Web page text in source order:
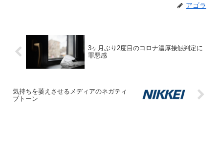
アゴラ
3ヶ月ぶり2度目のコロナ濃厚接触判定に
罪悪感
気持ちを萎えさせるメディアのネガティ
ブトーン